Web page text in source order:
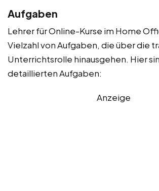
Aufgaben
Lehrer für Online-Kurse im Home
Vielzahl von Aufgaben, die über die
Unterrichtsrolle hinausgehen. Hier
detaillierten Aufgaben:
Anzeige